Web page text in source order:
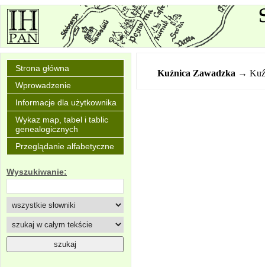
Strona główna
Wprowadzenie
Informacje dla użytkownika
Wykaz map, tabel i tablic
genealogicznych
Przeglądanie alfabetyczne
Wyszukiwanie:
Kuźnica Zawadzka →